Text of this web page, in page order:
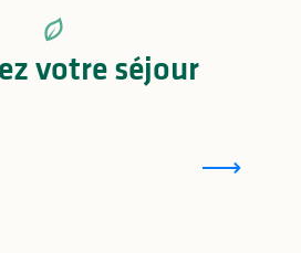
votre séjour